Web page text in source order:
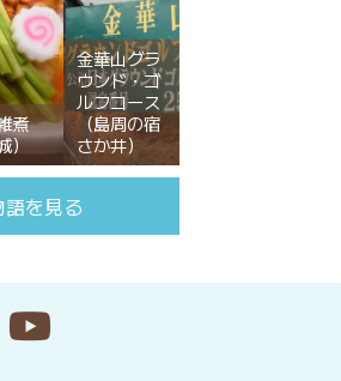
煮
）
金華山グラ
ウンド・ゴ
ルフコース
（島周の宿
さか井）
を見る